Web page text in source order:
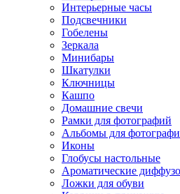
Интерьерные часы
Подсвечники
Гобелены
Зеркала
Минибары
Шкатулки
Ключницы
Кашпо
Домашние свечи
Рамки для фотографий
Альбомы для
Иконы
Глобусы настольные
Ароматические
Ложки для обуви